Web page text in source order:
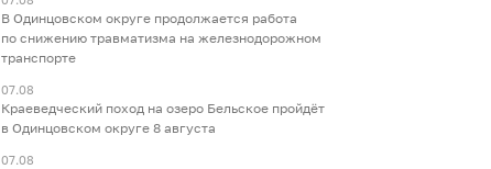
В Одинцовском округе продолжается работа
по снижению травматизма на железнодорожном
транспорте
07.08
Краеведческий поход на озеро Бельское пройдёт
в Одинцовском округе 8 августа
07.08